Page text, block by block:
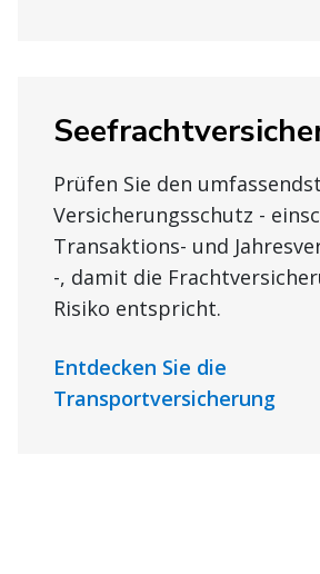
Prüfen Sie den
Versicherungsschutz -
Transaktions- und
-, damit die
Risiko entspricht.
Entdecken Sie die
Transportversicherung